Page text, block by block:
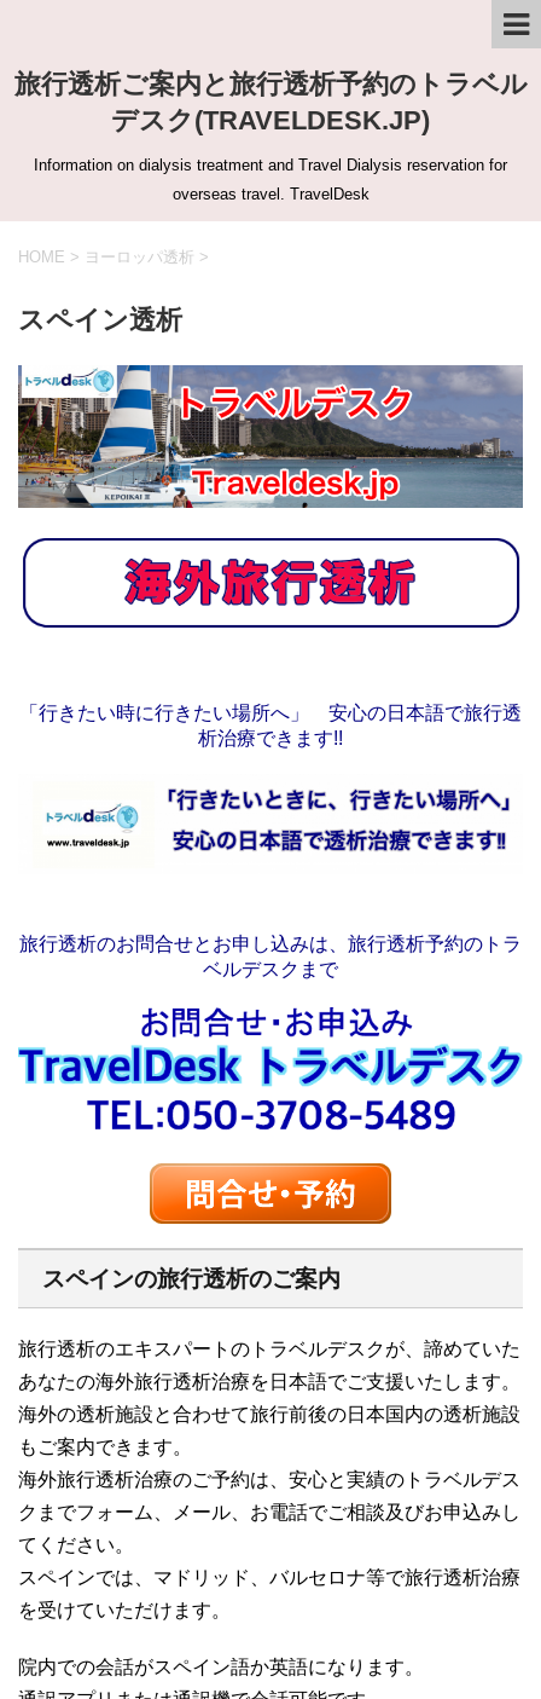
旅行透析ご案内と旅行透析予約のトラベル
デスク(TRAVELDESK.JP)
Information on dialysis treatment and Travel Dialysis reservation for
overseas travel. TravelDesk
HOME > ヨーロッパ透析 >
スペイン透析
「行きたい時に行きたい場所へ」 安心の日本語で旅行透
析治療できます!!
旅行透析のお問合せとお申し込みは、旅行透析予約のトラ
ベルデスクまで
スペインの旅行透析のご案内
旅行透析のエキスパートのトラベルデスクが、諦めていた
あなたの海外旅行透析治療を日本語でご支援いたします。
海外の透析施設と合わせて旅行前後の日本国内の透析施設
もご案内できます。
海外旅行透析治療のご予約は、安心と実績のトラベルデス
クまでフォーム、メール、お電話でご相談及びお申込みし
てください。
スペインでは、マドリッド、バルセロナ等で旅行透析治療
を受けていただけます。
院内での会話がスペイン語か英語になります。